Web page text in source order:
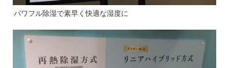
パワフル除湿で素早く快適な湿度に